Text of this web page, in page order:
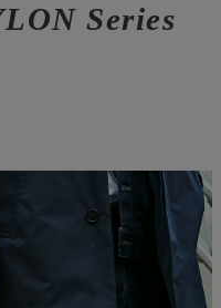
Series